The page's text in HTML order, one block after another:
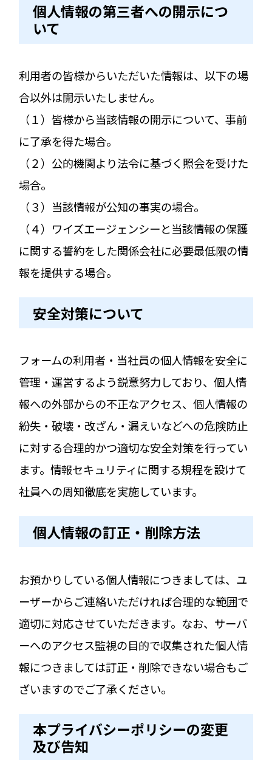
個人情報の第三者への開示につ
いて
利用者の皆様からいただいた情報は、以下の場
合以外は開示いたしません。
（１）皆様から当該情報の開示について、事前
に了承を得た場合。
（２）公的機関より法令に基づく照会を受けた
場合。
（３）当該情報が公知の事実の場合。
（４）ワイズエージェンシーと当該情報の保護
に関する誓約をした関係会社に必要最低限の情
報を提供する場合。
安全対策について
フォームの利用者・当社員の個人情報を安全に
管理・運営するよう鋭意努力しており、個人情
報への外部からの不正なアクセス、個人情報の
紛失・破壊・改ざん・漏えいなどへの危険防止
に対する合理的かつ適切な安全対策を行ってい
ます。情報セキュリティに関する規程を設けて
社員への周知徹底を実施しています。
個人情報の訂正・削除方法
お預かりしている個人情報につきましては、ユ
ーザーからご連絡いただければ合理的な範囲で
適切に対応させていただきます。なお、サーバ
ーへのアクセス監視の目的で収集された個人情
報につきましては訂正・削除できない場合もご
ざいますのでご了承ください。
本プライバシーポリシーの変更
及び告知